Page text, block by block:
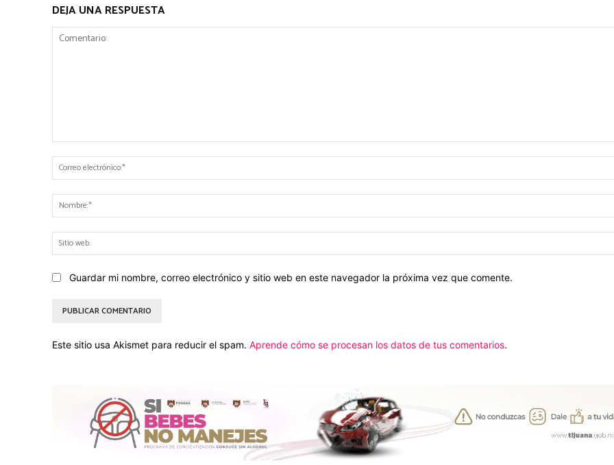
DEJA UNA RESPUESTA
Guardar mi nombre, correo electrónico y sitio web en este navegador la próxima vez que comente.
Este sitio usa Akismet para reducir el spam. Aprende cómo se procesan los datos de tus comentarios.